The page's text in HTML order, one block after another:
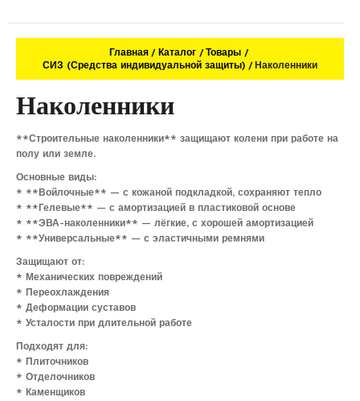
Главная Каталог
Товары
СИЗ (Средства индивидуальной защиты)
Наколенники
Наколенники
**Строительные наколенники** защищают колени при работе на
полу или земле.
Основные виды:
* **Войлочные** — с кожаной подкладкой, сохраняют тепло
* **Гелевые** — с амортизацией в пластиковой основе
* **ЭВА-наколенники** — лёгкие, с хорошей амортизацией
* **Универсальные** — с эластичными ремнями
Защищают от:
* Механических повреждений
* Переохлаждения
* Деформации суставов
* Усталости при длительной работе
Подходят для:
* Плиточников
* Отделочников
* Каменщиков